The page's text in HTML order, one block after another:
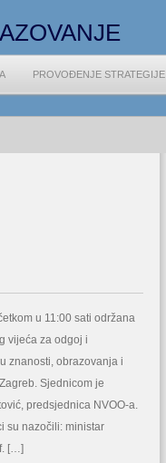
PROVOĐENJE STRATEGIJE
u 11:00 sati održana
vijeća za odgoj i
znanosti, obrazovanja i
Sjednicom je
predsjednica NVOO-a.
su nazočili: ministar
[…]